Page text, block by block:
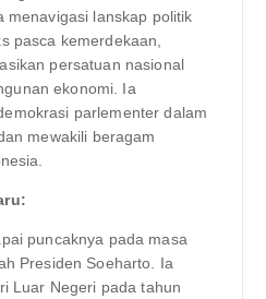
menavigasi lanskap politik
pasca kemerdekaan,
persatuan nasional
ekonomi. Ia
parlementer dalam
mewakili beragam
puncaknya pada masa
Presiden Soeharto. Ia
Luar Negeri pada tahun